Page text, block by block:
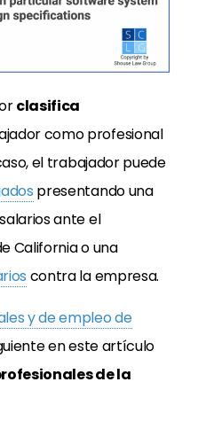
clasifica
como profesional
el trabajador puede
presentando una
ante el
California o una
contra la empresa.
y de empleo de
en este artículo
de la